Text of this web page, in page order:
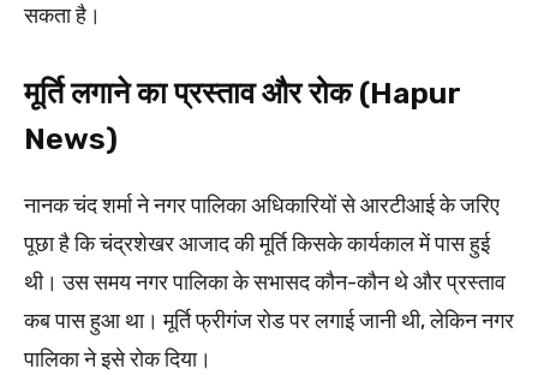
सकता है।
मूर्ति लगाने का प्रस्ताव और रोक (Hapur
News)
नानक चंद शर्मा ने नगर पालिका अधिकारियों से आरटीआई के जरिए
पूछा है कि चंद्रशेखर आजाद की मूर्ति किसके कार्यकाल में पास हुई
थी। उस समय नगर पालिका के सभासद कौन-कौन थे और प्रस्ताव
कब पास हुआ था। मूर्ति फ्रीगंज रोड पर लगाई जानी थी, लेकिन नगर
पालिका ने इसे रोक दिया।